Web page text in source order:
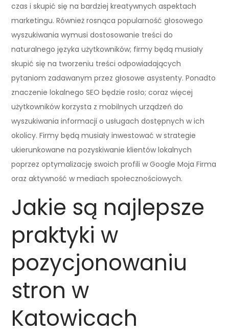
czas i skupić się na bardziej kreatywnych aspektach
marketingu. Również rosnąca popularność głosowego
wyszukiwania wymusi dostosowanie treści do
naturalnego języka użytkowników; firmy będą musiały
skupić się na tworzeniu treści odpowiadających
pytaniom zadawanym przez głosowe asystenty. Ponadto
znaczenie lokalnego SEO będzie rosło; coraz więcej
użytkowników korzysta z mobilnych urządzeń do
wyszukiwania informacji o usługach dostępnych w ich
okolicy. Firmy będą musiały inwestować w strategie
ukierunkowane na pozyskiwanie klientów lokalnych
poprzez optymalizację swoich profili w Google Moja Firma
oraz aktywność w mediach społecznościowych.
Jakie są najlepsze
praktyki w
pozycjonowaniu
stron w
Katowicach